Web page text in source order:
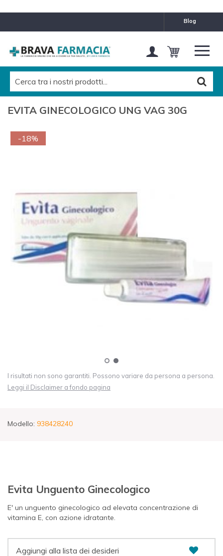
blog
EVITA GINECOLOGICO UNG VAG 30G
-18%
I risultati non sono garantiti. Possono variare da persona a persona.
Leggi il Disclaimer a fondo pagina
Modello: 938428240
Evita Unguento Ginecologico
E' un unguento ginecologico ad elevata concentrazione di
vitamina E, con azione idratante.
Aggiungi alla lista dei desideri